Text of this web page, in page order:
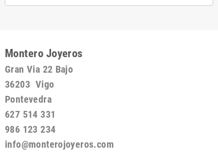
Montero Joyeros
Gran Via 22 Bajo
36203 Vigo
Pontevedra
627 514 331
986 123 234
info@monterojoyeros.com